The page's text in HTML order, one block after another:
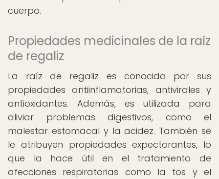
cuerpo.
Propiedades medicinales de la raíz
de regaliz
La raíz de regaliz es conocida por sus
propiedades antiinflamatorias, antivirales y
antioxidantes. Además, es utilizada para
aliviar problemas digestivos, como el
malestar estomacal y la acidez. También se
le atribuyen propiedades expectorantes, lo
que la hace útil en el tratamiento de
afecciones respiratorias como la tos y el